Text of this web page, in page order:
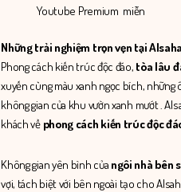
Youtube Premium miễn
Những trải nghiệm trọn vẹn tại
Phong cách kiến trúc độc đáo, tòa lâu
xuyến cùng màu xanh ngọc bích,
không gian của khu vườn xanh mướt .
khách về phong cách kiến trúc độc
Không gian yên bình của ngôi nhà bên
vợi, tách biệt với bên ngoài tạo cho